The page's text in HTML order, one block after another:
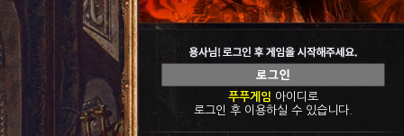
푸푸게임 아이디로
로그인 후 이용하실 수 있습니다.